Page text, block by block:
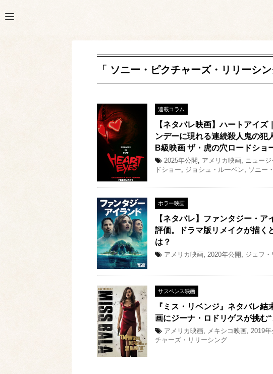
「 ソニー・ピクチャーズ・リリーシ
連載コラム
【ネタバレ映画】ハートアイ
ンデーに現れる連続殺人鬼の犯
B級映画 ザ・虎の穴ロードショ
2025年公開 , アメリカ映画, ニュー
ドショー, ジョシュ・ルーベン, ソニー
ホラー映画
【ネタバレ】ファンタジー・
評価。ドラマ版リメイクが描く
は？
アメリカ映画, 2020年公開 , ジェフ・
サスペンス映画
『ミス・リベンジ』ネタバレ
画にジーナ・ロドリゲスが挑む
アメリカ映画, メキシコ映画, 2019年
チャーズ・リリーシング